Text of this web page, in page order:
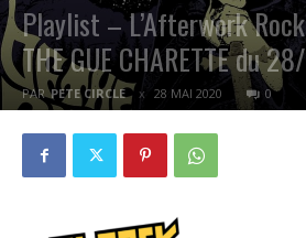
Playlist – L’Afterwork
THE GUE CHARETTE du
PAR PETE CIRCLE 28 MAI 2020 0